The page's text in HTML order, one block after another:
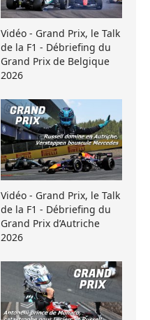
Vidéo - Grand Prix, le Talk
de la F1 - Débriefing du
Grand Prix de Belgique
2026
Vidéo - Grand Prix, le Talk
de la F1 - Débriefing du
Grand Prix d’Autriche
2026